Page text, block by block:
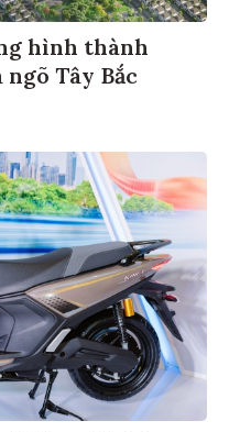
hình thành
Tây Bắc